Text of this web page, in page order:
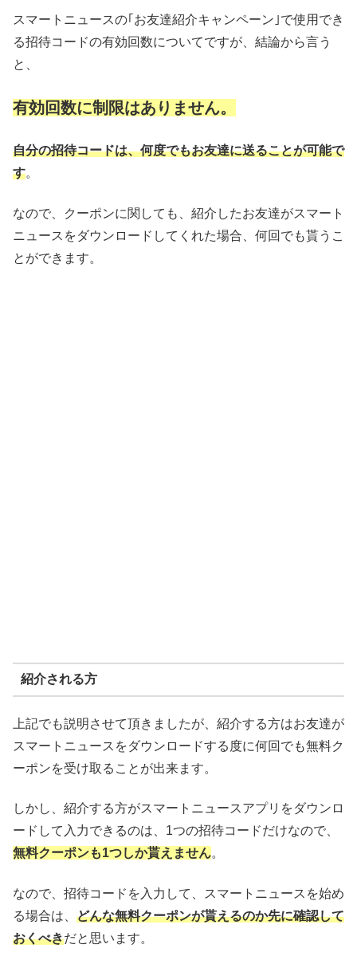
スマートニュースの｢お友達紹介キャンペーン｣で使用でき
る招待コードの有効回数についてですが、結論から言う
と、
有効回数に制限はありません。
自分の招待コードは、何度でもお友達に送ることが可能で
す。
なので、クーポンに関しても、紹介したお友達がスマート
ニュースをダウンロードしてくれた場合、何回でも貰うこ
とができます。
紹介される方
上記でも説明させて頂きましたが、紹介する方はお友達が
スマートニュースをダウンロードする度に何回でも無料ク
ーポンを受け取ることが出来ます。
しかし、紹介する方がスマートニュースアプリをダウンロ
ードして入力できるのは、1つの招待コードだけなので、
無料クーポンも1つしか貰えません。
なので、招待コードを入力して、スマートニュースを始め
る場合は、 どんな無料クーポンが貰えるのか先に確認して
おくべきだと思います。